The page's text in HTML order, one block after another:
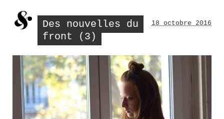
Des nouvelles du
front (3)
18 octobre 2016